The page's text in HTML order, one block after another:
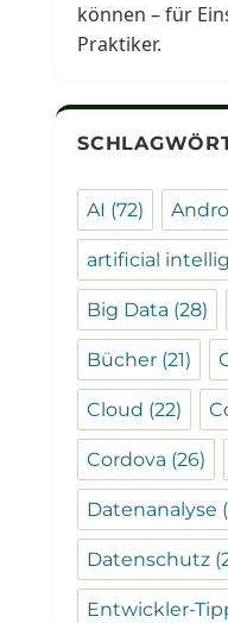
können – für
Praktiker.
AI (72)
artificial
Big Data (28)
Bücher (21)
Cloud (22)
Cordova (26)
Datenanalyse
Datenschutz
Entwickler-